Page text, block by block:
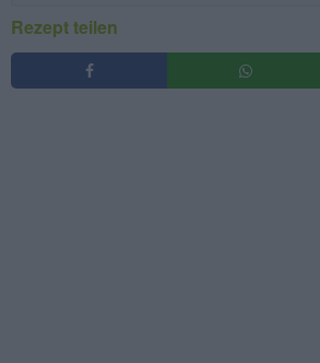
Rezept teilen